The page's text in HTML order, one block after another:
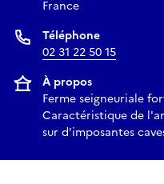
France
Téléphone
02 31 22 50 15
À propos
Ferme seigneuriale
Caractéristique de
sur d'imposantes